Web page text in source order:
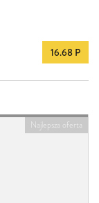
16.68 P
Najlepsza oferta